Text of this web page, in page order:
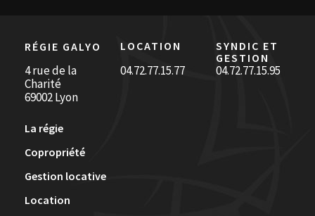
RÉGIE GALYO LOCATION
SYNDIC ET
GESTION
4 rue de la
Charité
69002 Lyon
04.72.77.15.77 04.72.77.15.95
La régie
Copropriété
Gestion locative
Location